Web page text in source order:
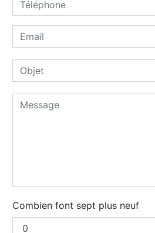
Combien font sept plus neuf